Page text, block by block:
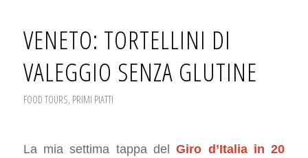
VENETO: TORTELLINI DI
VALEGGIO SENZA GLUTINE
FOOD TOURS, PRIMI PIATTI
La mia settima tappa delGiro d’Italia in 20